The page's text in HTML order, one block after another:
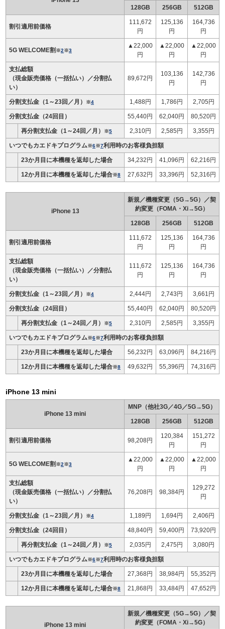
128GB
256GB 512GB
割引適用前価格
111,672
円
125,136
円
164,736
円
5G WELCOME割 ※2※3
▲22,000
円
▲22,000
円
▲22,000
円
支払総額
（現金販売価格（一括払い）／分割払
い）
89,672円
103,136
円
142,736
円
分割支払金（1～23回／月） ※4 1,488円 1,786円 2,705円
分割支払金（24回目） 55,440円 62,040円 80,520円
再分割支払金（1～24回／月） ※5 2,310円 2,585円 3,355円
いつでもカエドキプログラム※6※7利用時のお客様負担額
23か月目に本機種を返却した場合 34,232円 41,096円 62,216円
12か月目に本機種を返却した場合※8 27,632円 33,396円 52,316円
iPhone 13
新規／機種変更（5G→5G）／契
約変更（FOMA・Xi→5G）
128GB 256GB 512GB
割引適用前価格
111,672
円
125,136
円
164,736
円
支払総額
（現金販売価格（一括払い）／分割払
い）
111,672
円
125,136
円
164,736
円
分割支払金（1～23回／月） ※4 2,444円 2,743円 3,661円
分割支払金（24回目） 55,440円 62,040円 80,520円
再分割支払金（1～24回／月） ※5 2,310円 2,585円 3,355円
いつでもカエドキプログラム※6※7利用時のお客様負担額
23か月目に本機種を返却した場合 56,232円 63,096円 84,216円
12か月目に本機種を返却した場合※8 49,632円 55,396円 74,316円
iPhone 13 mini
iPhone 13 mini
MNP（他社3G／4G／5G→5G）
128GB 256GB 512GB
割引適用前価格 98,208円
120,384
円
151,272
円
5G WELCOME割 ※2※3
▲22,000
円
▲22,000
円
▲22,000
円
支払総額
（現金販売価格（一括払い）／分割払
い）
76,208円 98,384円
129,272
円
分割支払金（1～23回／月） ※4 1,189円 1,694円 2,406円
分割支払金（24回目） 48,840円 59,400円 73,920円
再分割支払金（1～24回／月） ※5 2,035円 2,475円 3,080円
いつでもカエドキプログラム※6※7利用時のお客様負担額
23か月目に本機種を返却した場合 27,368円 38,984円 55,352円
12か月目に本機種を返却した場合※8 21,868円 33,484円 47,652円
iPhone 13 mini
新規／機種変更（5G→5G）／契
約変更（FOMA・Xi→5G）